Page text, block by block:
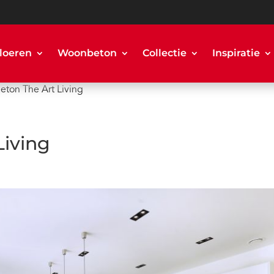
Woonbeton Collectie Inspiratie
The Art Living